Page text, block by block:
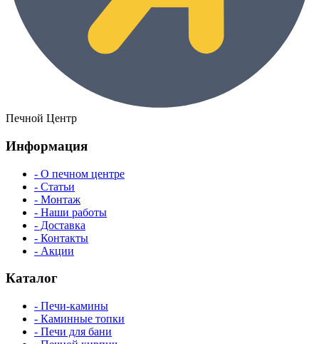
Печной Центр
Информация
- О печном центре
- Статьи
- Монтаж
- Наши работы
- Доставка
- Контакты
- Акции
Каталог
- Печи-камины
- Каминные топки
- Печи для бани